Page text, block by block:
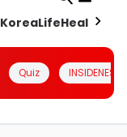
KoreaLifeHealth
Quiz INSIDENESIA